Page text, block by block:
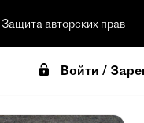
Защита авторских прав
Войти /